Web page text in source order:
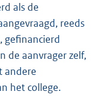
als de
reeds
gefinancierd
de aanvrager zelf,
andere
het college.